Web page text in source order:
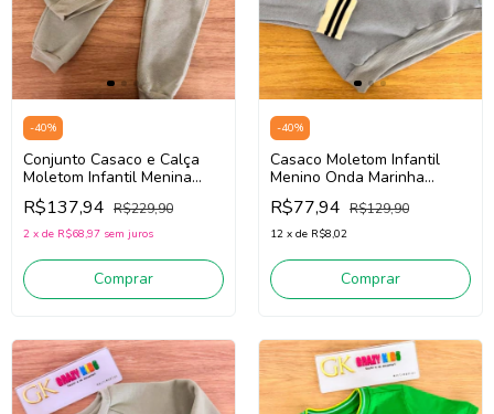
-40%
Conjunto Casaco e Calça
Moletom Infantil Menina
Onda Marinha 1261079
(Verde)
R$137,94 R$229,90
2 x de R$68,97 sem juros
Comprar
-40%
Casaco Moletom Infantil
Menino Onda Marinha
1261047 (Azul)
R$77,94 R$129,90
12 x de R$8,02
Comprar